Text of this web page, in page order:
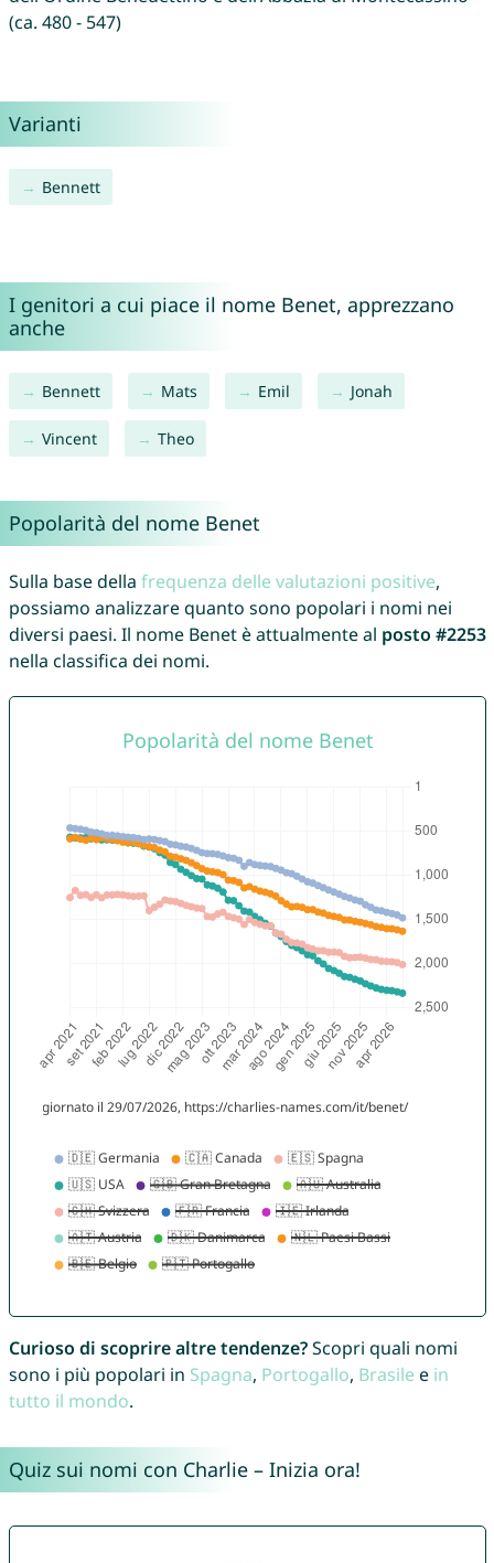
(ca. 480 - 547)
Varianti
Bennett
I genitori a cui piace il nome Benet, apprezzano
anche
Bennett Mats Emil Jonah
Vincent Theo
Popolarità del nome Benet
Sulla base della frequenza delle valutazioni positive,
possiamo analizzare quanto sono popolari i nomi nei
diversi paesi. Il nome Benet è attualmente al posto #2253
nella classifica dei nomi.
Curioso di scoprire altre tendenze?Scopri quali nomi
sono i più popolari in Spagna, Portogallo, Brasile e in
tutto il mondo.
Quiz sui nomi con Charlie – Inizia ora!